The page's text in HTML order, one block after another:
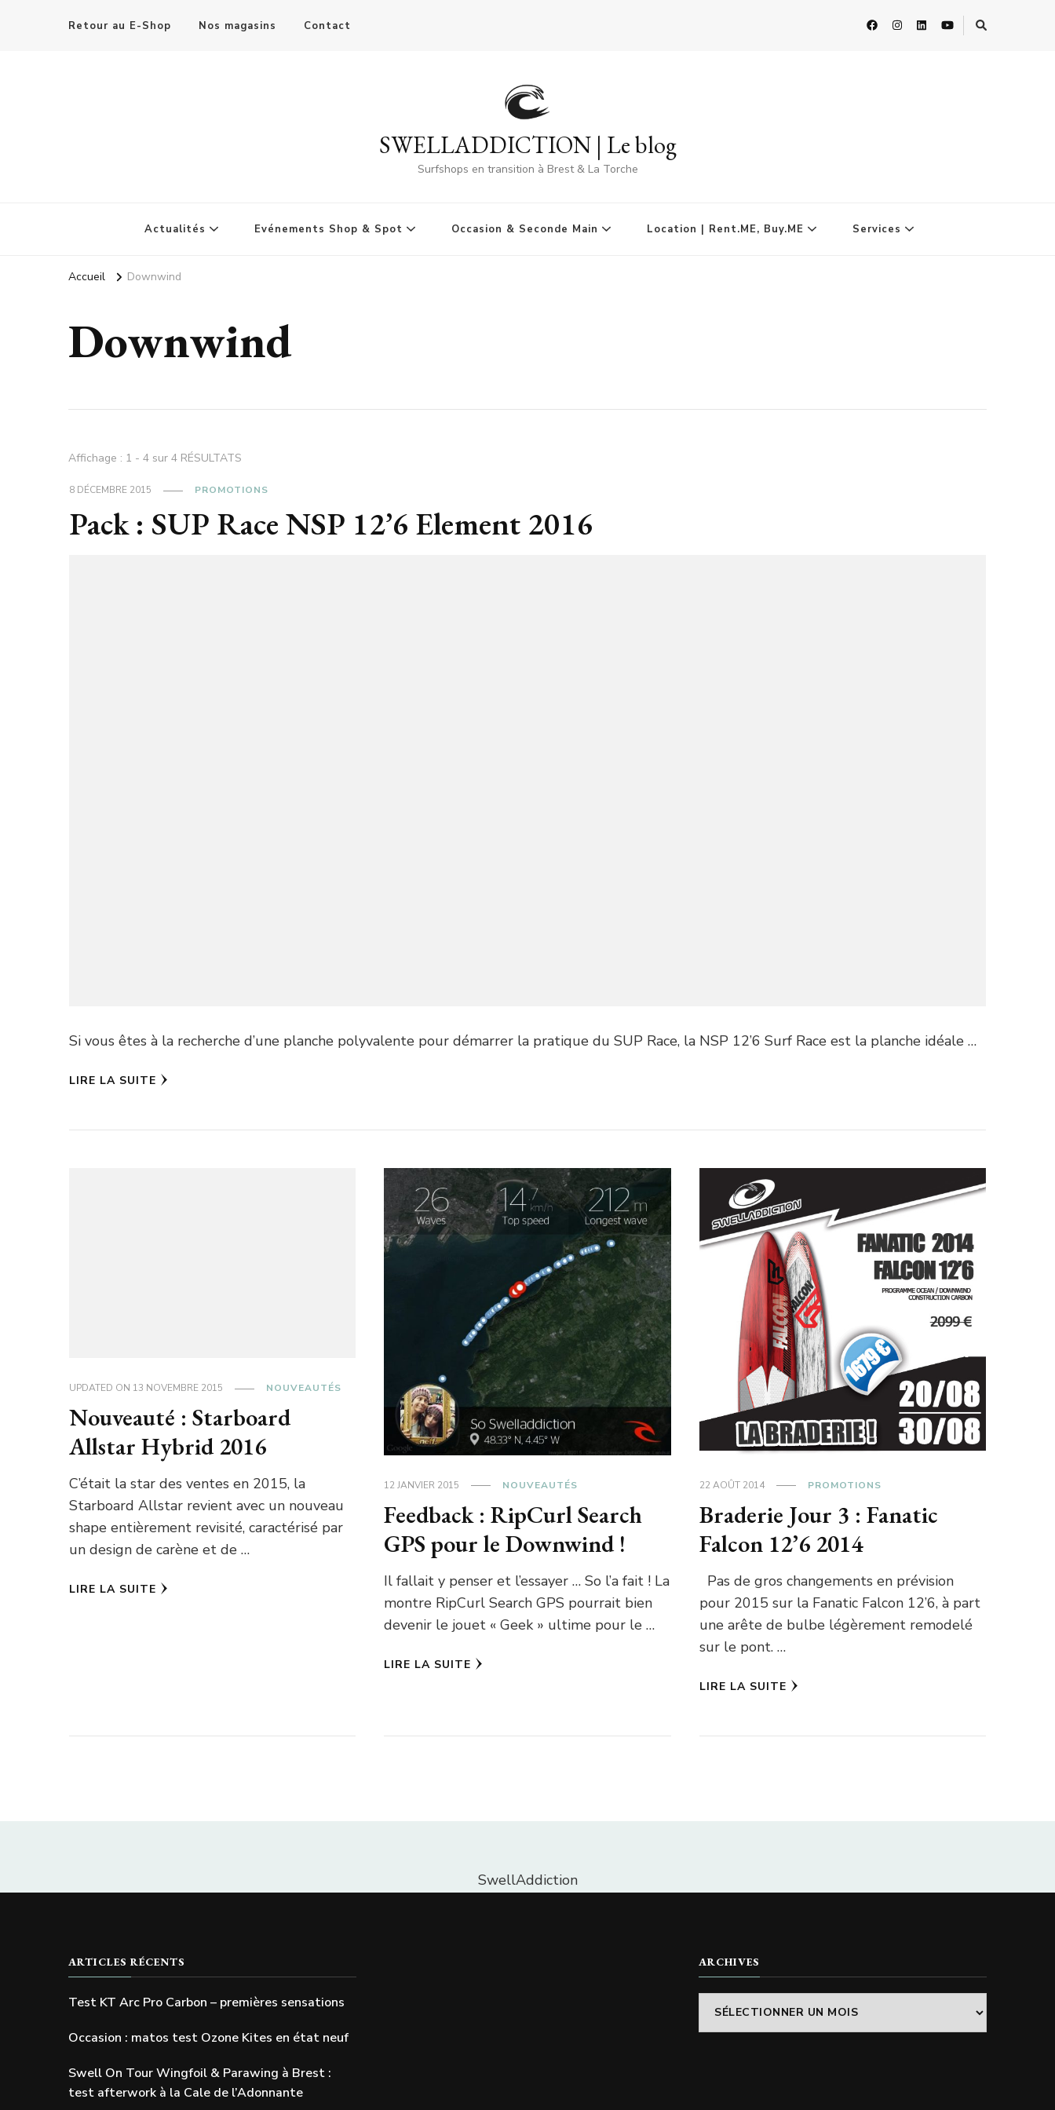
Retour au E-Shop Nos magasins Contact
SWELLADDICTION | Le blog
Surfshops en transition à Brest & La Torche
Actualités Evénements Shop & Spot Occasion & Seconde Main Location | Rent.ME, Buy.ME Services
Accueil Downwind
Downwind
Affichage : 1 - 4 sur 4 RÉSULTATS
8 DÉCEMBRE 2015 PROMOTIONS
Pack : SUP Race NSP 12’6 Element 2016
Si vous êtes à la recherche d’une planche polyvalente pour démarrer la pratique du SUP Race, la NSP 12’6 Surf Race est la planche idéale …
LIRE LA SUITE
UPDATED ON 13 NOVEMBRE 2015 NOUVEAUTÉS
Nouveauté : Starboard
Allstar Hybrid 2016
C’était la star des ventes en 2015, la
Starboard Allstar revient avec un nouveau
shape entièrement revisité, caractérisé par
un design de carène et de …
LIRE LA SUITE
12 JANVIER 2015 NOUVEAUTÉS
Feedback : RipCurl Search
GPS pour le Downwind !
Il fallait y penser et l’essayer … So l’a fait ! La
montre RipCurl Search GPS pourrait bien
devenir le jouet « Geek » ultime pour le …
LIRE LA SUITE
22 AOÛT 2014 PROMOTIONS
Braderie Jour 3 : Fanatic
Falcon 12’6 2014
Pas de gros changements en prévision
pour 2015 sur la Fanatic Falcon 12’6, à part
une arête de bulbe légèrement remodelé
sur le pont. …
LIRE LA SUITE
SwellAddiction
ARTICLES RÉCENTS
Test KT Arc Pro Carbon – premières sensations
Occasion : matos test Ozone Kites en état neuf
Swell On Tour Wingfoil & Parawing à Brest :
test afterwork à la Cale de l’Adonnante
ARCHIVES
Archives